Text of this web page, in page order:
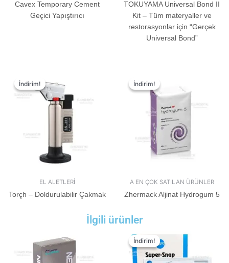
Cavex Temporary Cement
Geçici Yapıştırıcı
TOKUYAMA Universal Bond II
Kit – Tüm materyaller ve
restorasyonlar için “Gerçek
Universal Bond”
İndirim!
İndirim!
EL ALETLERİ
Torçh – Doldurulabilir Çakmak
İndirim!
İndirim!
A EN ÇOK SATILAN ÜRÜNLER
Zhermack Aljinat Hydrogum 5
İlgili ürünler
İndirim!
İndirim!